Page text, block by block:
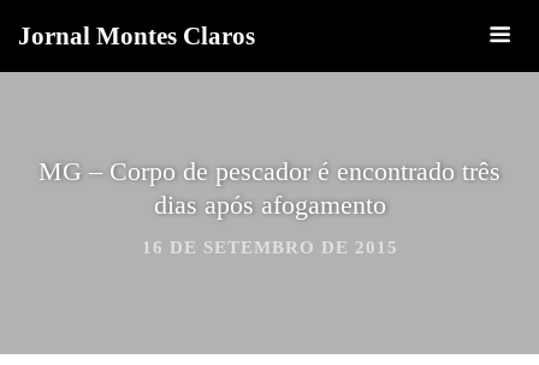
Jornal Montes Claros
MG – Corpo de pescador é encontrado três
dias após afogamento
16 DE SETEMBRO DE 2015